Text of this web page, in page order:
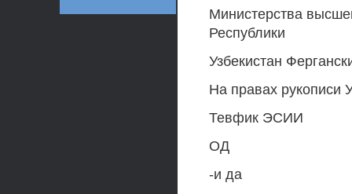
Министерства
Республики
Узбекистан
На правах рукописи
Тевфик ЭСИИ
ОД
-и да